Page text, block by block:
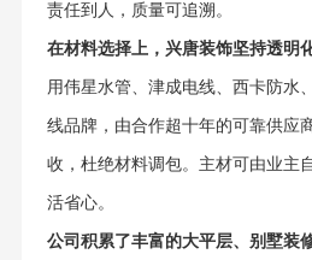
责任到人，质量可追溯。
在材料选择上，兴唐装饰坚持透明
用伟星水管、津成电线、西卡防水
线品牌，由合作超十年的可靠供应
收，杜绝材料调包。主材可由业主
活省心。
公司积累了丰富的大平层、别墅装